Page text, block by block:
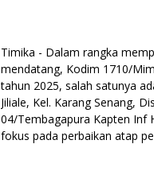
Timika - Dalam rangka
mendatang, Kodim 1710/
tahun 2025, salah satunya
Jiliale, Kel. Karang Senang,
04/Tembagapura Kapten Inf
fokus pada perbaikan atap